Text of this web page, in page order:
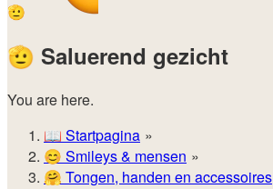
🫡
🫡 Saluerend gezicht
You are here.
📖 Startpagina
😊️ Smileys & mensen
🤗 Tongen, handen en accessoires